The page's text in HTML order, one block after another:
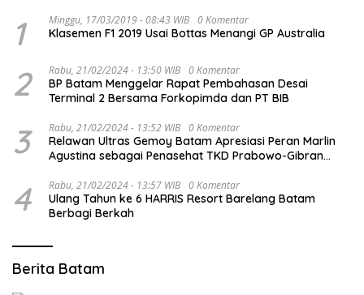
1 Minggu, 17/03/2019 - 08:43 WIB 0 Komentar
Klasemen F1 2019 Usai Bottas Menangi GP Australia
2 Rabu, 21/02/2024 - 13:50 WIB 0 Komentar
BP Batam Menggelar Rapat Pembahasan Desai
Terminal 2 Bersama Forkopimda dan PT BIB
3 Rabu, 21/02/2024 - 13:52 WIB 0 Komentar
Relawan Ultras Gemoy Batam Apresiasi Peran Marlin
Agustina sebagai Penasehat TKD Prabowo-Gibran
4 Rabu, 21/02/2024 - 13:57 WIB 0 Komentar
Ulang Tahun ke 6 HARRIS Resort Barelang Batam
Berbagi Berkah
Berita Batam